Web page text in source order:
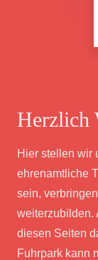
Herzlich
Hier stellen wir
ehrenamtliche
sein,
weiterzubilden.
diesen Seiten
Fuhrpark kann